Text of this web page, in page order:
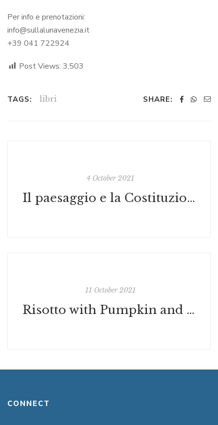
Per info e prenotazioni:
info@sullalunavenezia.it
+39 041 722924
Post Views: 3,503
TAGS: libri SHARE:
4 October 2021
Il paesaggio e la Costituzione Italiana
11 October 2021
Risotto with Pumpkin and Prosecco Lunatico
CONNECT